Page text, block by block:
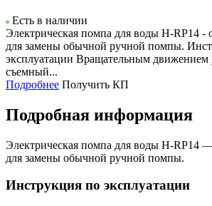
Есть в наличии
Электрическая помпа для воды H-RP14 -
для замены обычной ручной помпы.
эксплуатации Вращательным движением
съемный...
Подробнее Получить КП
Подробная информация
Электрическая помпа для воды H-RP14
для замены обычной ручной помпы.
Инструкция по эксплуатации